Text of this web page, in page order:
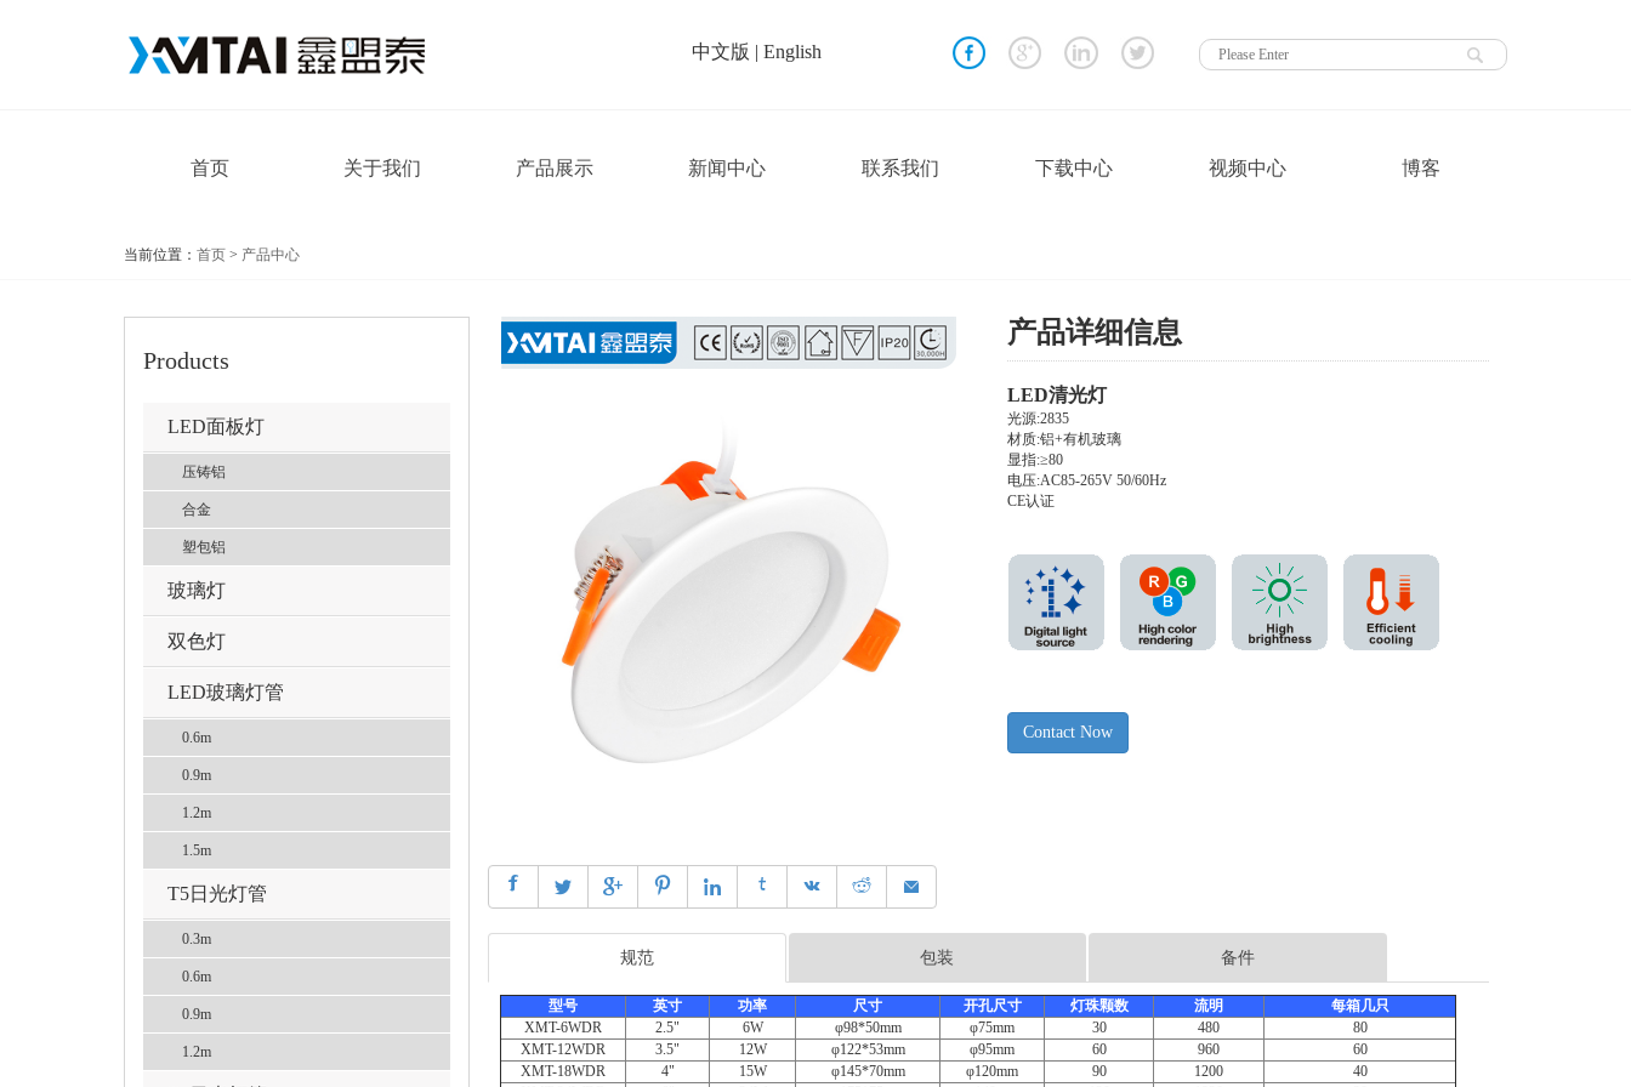
中文版 | English
首页 关于我们 产品展示 新闻中心 联系我们 下载中心 视频中心 博客
当前位置： 首页 > 产品中心
Products
LED面板灯
压铸铝
合金
塑包铝
玻璃灯
双色灯
LED玻璃灯管
0.6m
0.9m
1.2m
1.5m
T5日光灯管
0.3m
0.6m
0.9m
1.2m
㖖     㐶   
产品详细信息
LED清光灯
光源:2835
材质:铝+有机玻璃
显指:≥80
电压:AC85-265V 50/60Hz
CE认证
Contact Now
规范 包装 备件
型号 英寸 功率 尺寸 开孔尺寸 灯珠颗数 流明
每箱几只
XMT-6WDR
2.5" 6W φ98*50mm φ75mm 30 480
80
XMT-12WDR
3.5" 12W φ122*53mm φ95mm 60 960
60
XMT-18WDR
4" 15W φ145*70mm φ120mm 90 1200
40